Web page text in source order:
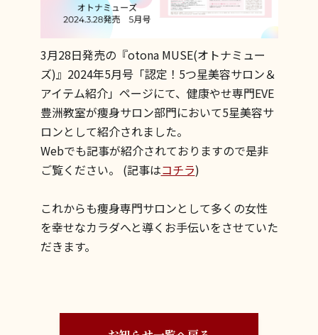
3月28日発売の『otona MUSE(オトナミュー
ズ)』2024年5月号「認定！5つ星美容サロン＆
アイテム紹介」ページにて、健康やせ専門EVE
豊洲教室が痩身サロン部門において5星美容サ
ロンとして紹介されました。
Webでも記事が紹介されておりますので是非
ご覧ください。 (記事はコチラ)
これからも痩身専門サロンとして多くの女性
を幸せなカラダへと導くお手伝いをさせていた
だきます。